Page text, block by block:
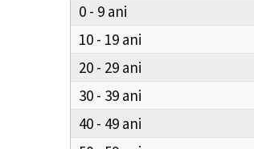
0 - 9
10 - 19
20 - 29
30 - 39
40 - 49